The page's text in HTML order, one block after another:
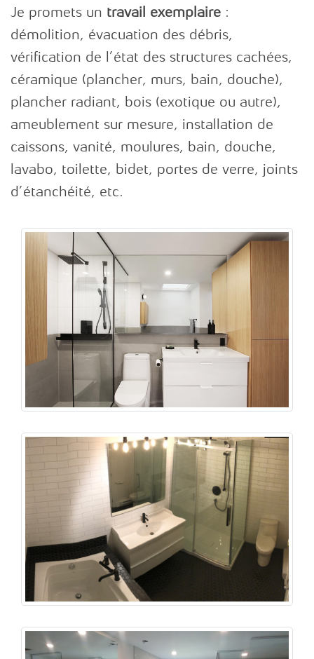
de
et
Je promets un travail exemplaire :
démolition, évacuation des débris,
vérification de l’état des structures cachées,
céramique (plancher, murs, bain, douche),
plancher radiant, bois (exotique ou autre),
ameublement sur mesure, installation de
caissons, vanité, moulures, bain, douche,
lavabo, toilette, bidet, portes de verre, joints
d’étanchéité, etc.